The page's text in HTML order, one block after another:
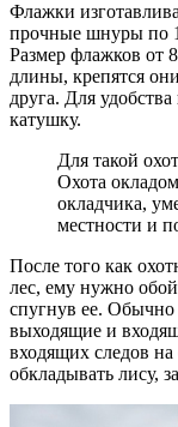
Флажки
прочные шнуры по
Размер флажков от
длины, крепятся
друга. Для
катушку.
Для такой
Охота
окладчика,
местности и
После того как
лес, ему нужно
спугнув ее. Обычно
выходящие и
входящих следов
обкладывать лису,